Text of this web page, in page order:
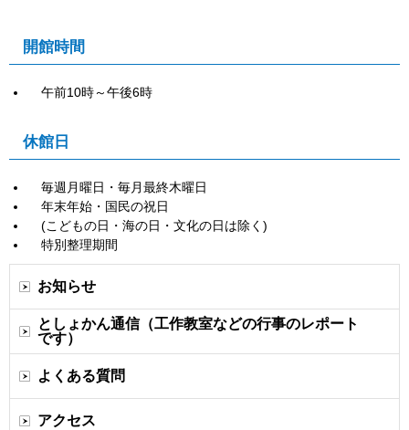
開館時間
午前10時～午後6時
休館日
毎週月曜日・毎月最終木曜日
年末年始・国民の祝日
(こどもの日・海の日・文化の日は除く)
特別整理期間
お知らせ
としょかん通信（工作教室などの行事のレポート
です）
よくある質問
アクセス